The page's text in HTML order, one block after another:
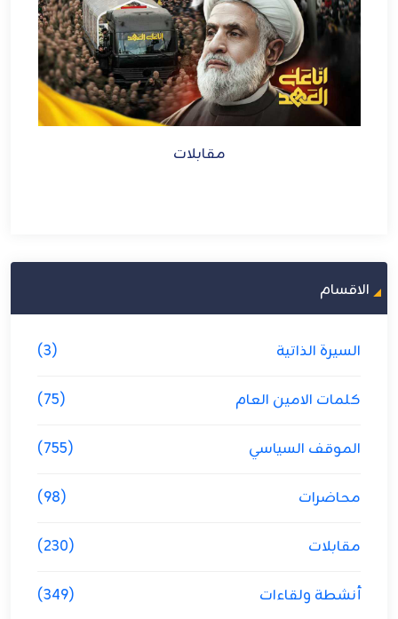
مقابلات
الاقسام
السيرة الذاتية (3)
كلمات الامين العام (75)
الموقف السياسي (755)
محاضرات (98)
مقابلات (230)
أنشطة ولقاءات (349)